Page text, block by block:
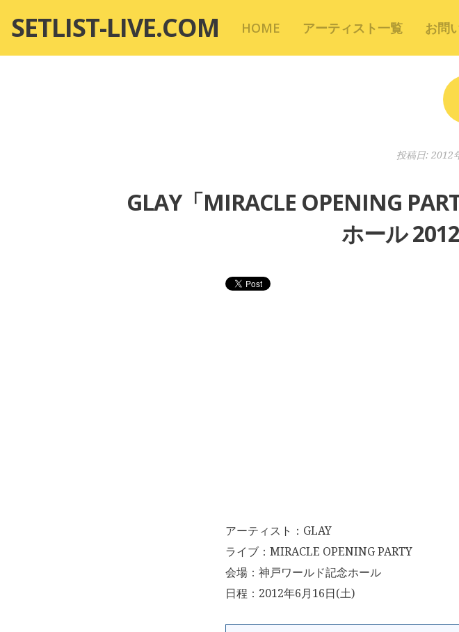
テ
SETLIST-LIVE.COM HOME アーティスト一覧 お問
投稿日: 2012
GLAY「MIRACLE OPENING
ホール
アーティスト：GLAY
ライブ：MIRACLE OPENING PARTY
会場：神戸ワールド記念ホール
日程：2012年6月16日(土)